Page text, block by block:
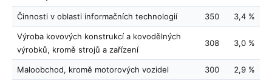
Činnosti v oblasti informačních technologií 350 3,4 %
Výroba kovových konstrukcí a kovodělných
výrobků, kromě strojů a zařízení
308 3,0 %
Maloobchod, kromě motorových vozidel 300 2,9 %